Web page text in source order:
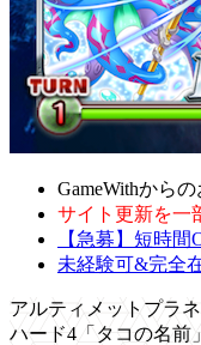
GameWithから
サイト更新を一
【急募】短時
未経験可&完全
アルティメットプラ
ハード4「タコの名前